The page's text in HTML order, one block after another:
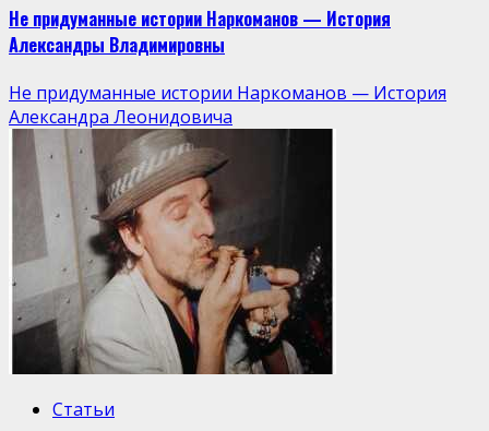
Не придуманные истории Наркоманов — История
Александры Владимировны
Не придуманные истории Наркоманов — История
Александра Леонидовича
Статьи